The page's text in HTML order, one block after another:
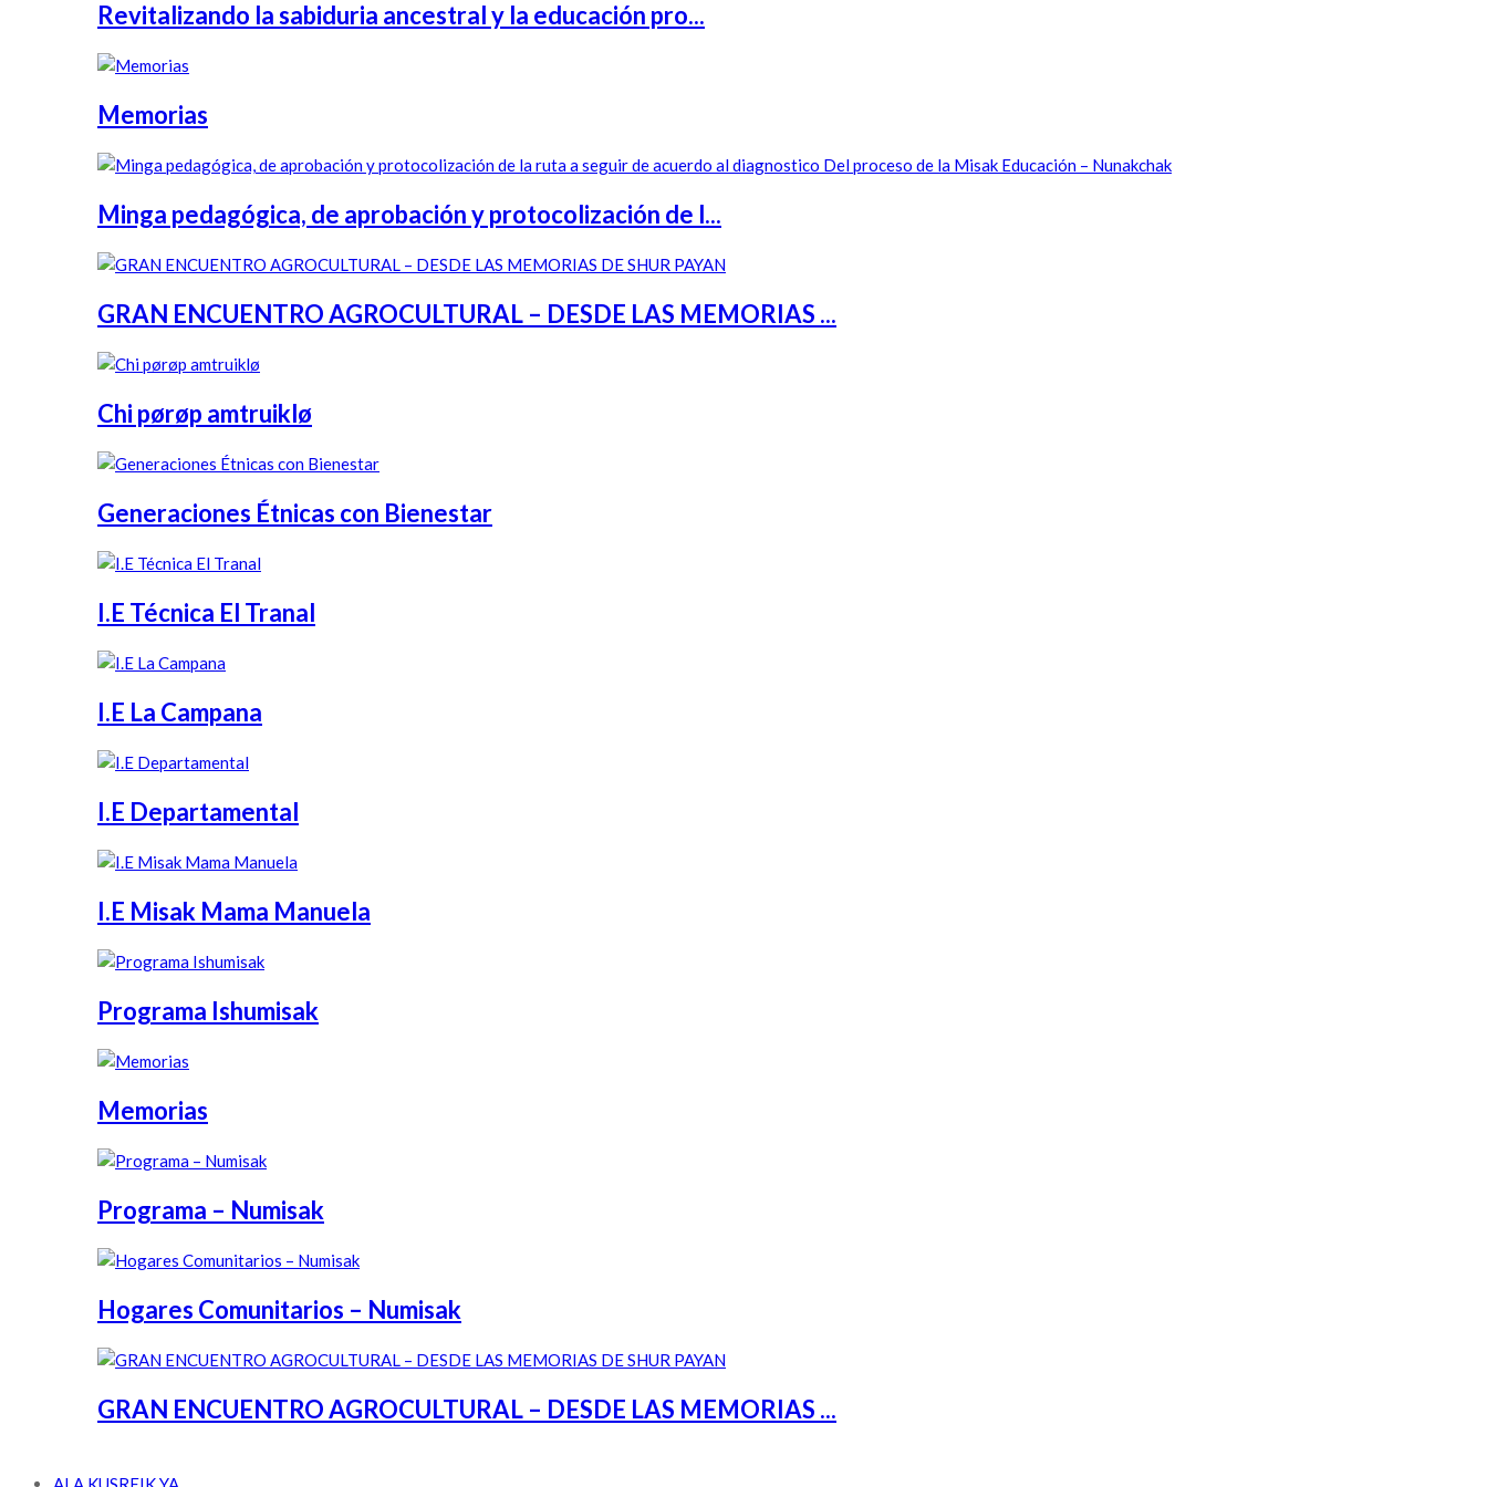
Revitalizando la sabiduria ancestral y la educación pro...
Memorias
Minga pedagógica, de aprobación y protocolización de l...
GRAN ENCUENTRO AGROCULTURAL – DESDE LAS MEMORIAS ...
Chi pørøp amtruiklø
Generaciones Étnicas con Bienestar
I.E Técnica El Tranal
I.E La Campana
I.E Departamental
I.E Misak Mama Manuela
Programa Ishumisak
Memorias
Programa – Numisak
Hogares Comunitarios – Numisak
GRAN ENCUENTRO AGROCULTURAL – DESDE LAS MEMORIAS ...